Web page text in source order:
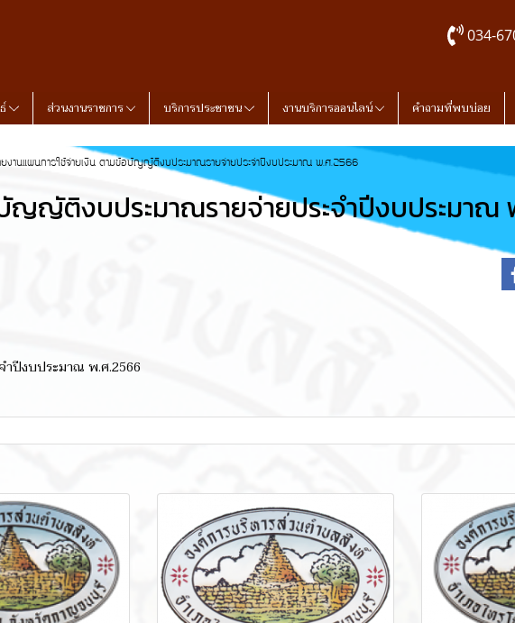
034-
ส่วนงานราชการ บริการประชาชน งานบริการออนไลน์ คำถามที่พบบ่อย
ยงานแผนการใช้จ่ายเงิน ตามข้อบัญญัติงบประมาณรายจ่ายประจำปีงบประมาณ พ.ศ.2566
ญญัติงบประมาณรายจ่ายประจำปีงบประมาณ
ำปีงบประมาณ พ.ศ.2566